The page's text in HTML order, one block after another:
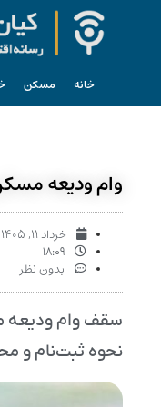
خانه مسکن
وام ودیعه مسکن ۱۴۰۵ چقدر شد؟+اقساط
خرداد ۱۱, ۱۴۰۵
۱۸:۰۹
بدون نظر
نحوه ثبت‌نام و